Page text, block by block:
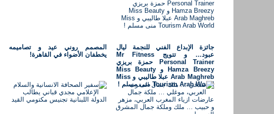
جائزة الإبداع الفني للنجمة ليال
عبود… و تتويج Mr Fitness
Personal Trainer حمزة بريزي
Hamza Breezy و Miss Beauty
Arab Maghreb عبلا طاليبي و Miss
Tourism Arab World منى مسلم !
المصمم روني عيد و تصاميمه
يخطفان الأضواء في القاهرة!